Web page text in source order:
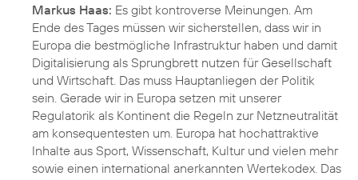
Markus Haas: Es gibt kontroverse Meinungen. Am
Ende des Tages müssen wir sicherstellen, dass wir in
Europa die bestmögliche Infrastruktur haben und damit
Digitalisierung als Sprungbrett nutzen für Gesellschaft
und Wirtschaft. Das muss Hauptanliegen der Politik
sein. Gerade wir in Europa setzen mit unserer
Regulatorik als Kontinent die Regeln zur Netzneutralität
am konsequentesten um. Europa hat hochattraktive
Inhalte aus Sport, Wissenschaft, Kultur und vielen mehr
sowie einen international anerkannten Wertekodex. Das